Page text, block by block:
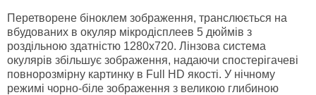
Перетворене біноклем зображення, транслюється на
вбудованих в окуляр мікродісплеев 5 дюймів з
роздільною здатністю 1280x720. Лінзова система
окулярів збільшує зображення, надаючи спостерігачеві
повнорозмірну картинку в Full HD якості. У нічному
режимі чорно-біле зображення з великою глибиною